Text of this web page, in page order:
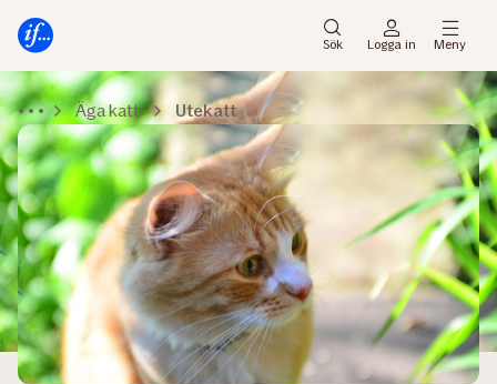
direkt
sidans
huvudmenyn
direkt
sidans
innehåll
Sök Logga in Meny
Äga katt Utekatt